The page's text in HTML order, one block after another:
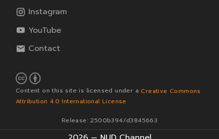
Instagram
YouTube
Contact
Content on this site is licensed under aCreative Commons
Attribution 4.0 International License
Release: 2500b394/d3845663